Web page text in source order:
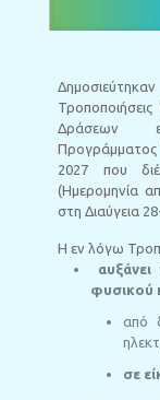
Δράσεων
Προγράμματος
2027 που
(Ημερομηνία
στη Διαύγεια
Η εν λόγω
φυσικού
από
σε